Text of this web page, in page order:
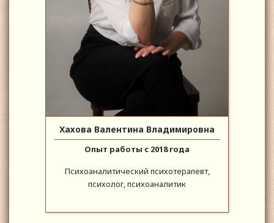
Хахова Валентина Владимировна
Опыт работы с 2018 года
Психоаналитический психотерапевт,
психолог, психоаналитик